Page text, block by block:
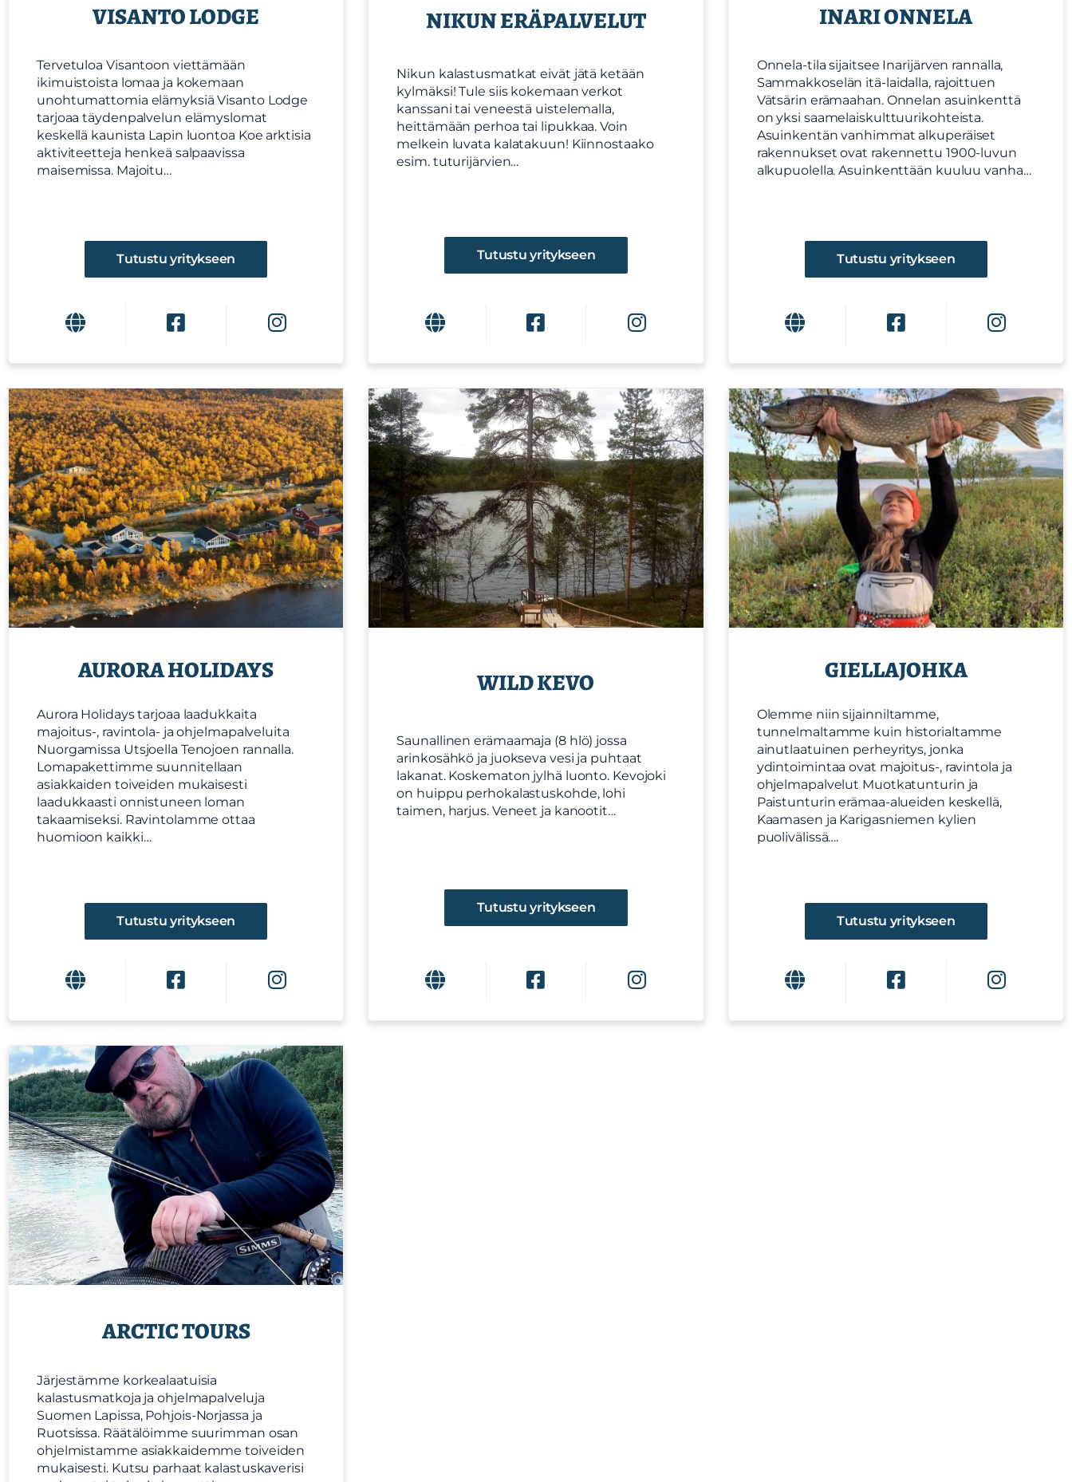
VISANTO LODGE
Tervetuloa Visantoon viettämään
ikimuistoista lomaa ja kokemaan
unohtumattomia elämyksiä Visanto Lodge
tarjoaa täydenpalvelun elämyslomat
keskellä kaunista Lapin luontoa Koe arktisia
aktiviteetteja henkeä salpaavissa
maisemissa. Majoitu…
Tutustu yritykseen
NIKUN ERÄPALVELUT
Nikun kalastusmatkat eivät jätä ketään
kylmäksi! Tule siis kokemaan verkot
kanssani tai veneestä uistelemalla,
heittämään perhoa tai lipukkaa. Voin
melkein luvata kalatakuun! Kiinnostaako
esim. tuturijärvien…
Tutustu yritykseen
INARI ONNELA
Onnela-tila sijaitsee Inarijärven rannalla,
Sammakkoselän itä-laidalla, rajoittuen
Vätsärin erämaahan. Onnelan asuinkenttä
on yksi saamelaiskulttuurikohteista.
Asuinkentän vanhimmat alkuperäiset
rakennukset ovat rakennettu 1900-luvun
alkupuolella. Asuinkenttään kuuluu vanha…
Tutustu yritykseen
AURORA HOLIDAYS
Aurora Holidays tarjoaa laadukkaita
majoitus-, ravintola- ja ohjelmapalveluita
Nuorgamissa Utsjoella Tenojoen rannalla.
Lomapakettimme suunnitellaan
asiakkaiden toiveiden mukaisesti
laadukkaasti onnistuneen loman
takaamiseksi. Ravintolamme ottaa
huomioon kaikki…
Tutustu yritykseen
WILD KEVO
Saunallinen erämaamaja (8 hlö) jossa
arinkosähkö ja juokseva vesi ja puhtaat
lakanat. Koskematon jylhä luonto. Kevojoki
on huippu perhokalastuskohde, lohi
taimen, harjus. Veneet ja kanootit…
Tutustu yritykseen
GIELLAJOHKA
Olemme niin sijainniltamme,
tunnelmaltamme kuin historialtamme
ainutlaatuinen perheyritys, jonka
ydintoimintaa ovat majoitus-, ravintola ja
ohjelmapalvelut Muotkatunturin ja
Paistunturin erämaa-alueiden keskellä,
Kaamasen ja Karigasniemen kylien
puolivälissä….
Tutustu yritykseen
ARCTIC TOURS
Järjestämme korkealaatuisia
kalastusmatkoja ja ohjelmapalveluja
Suomen Lapissa, Pohjois-Norjassa ja
Ruotsissa. Räätälöimme suurimman osan
ohjelmistamme asiakkaidemme toiveiden
mukaisesti. Kutsu parhaat kalastuskaverisi